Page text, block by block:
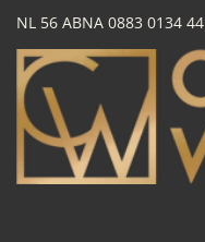
NL 56 ABNA 0883 0134 44